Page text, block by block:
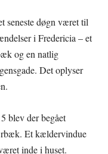
seneste døgn været til
i Fredericia – et
og en natlig
Det oplyser
blev der begået
Et kældervindue
inde i huset.